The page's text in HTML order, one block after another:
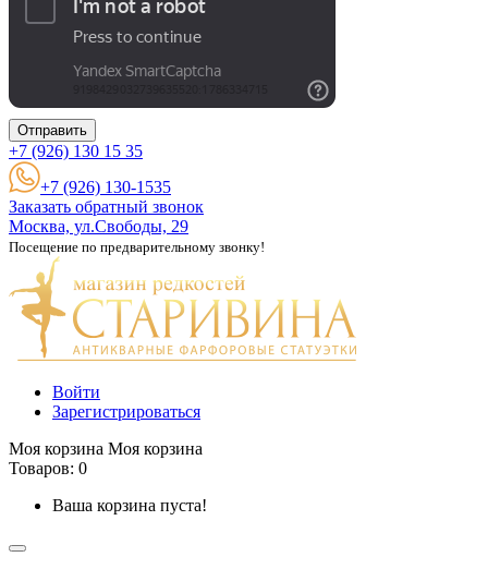
Отправить
+7 (926) 130 15 35
+7 (926) 130-1535
Заказать обратный звонок
Москва, ул.Свободы, 29
Посещение по предварительному звонку!
Войти
Зарегистрироваться
Моя корзина Моя корзина
Товаров: 0
Ваша корзина пуста!